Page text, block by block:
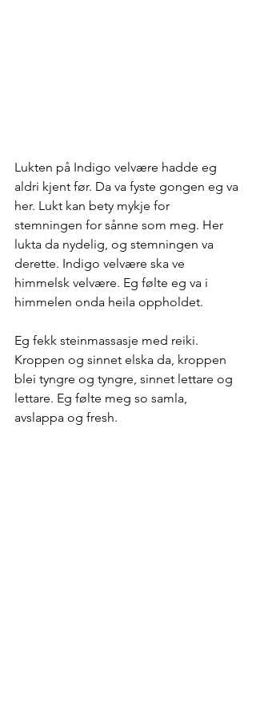
Lukten på Indigo velvære hadde eg
aldri kjent før. Da va fyste gongen eg va
her. Lukt kan bety mykje for
stemningen for sånne som meg. Her
lukta da nydelig, og stemningen va
derette. Indigo velvære ska ve
himmelsk velvære. Eg følte eg va i
himmelen onda heila oppholdet.
Eg fekk steinmassasje med reiki.
Kroppen og sinnet elska da, kroppen
blei tyngre og tyngre, sinnet lettare og
lettare. Eg følte meg so samla,
avslappa og fresh.